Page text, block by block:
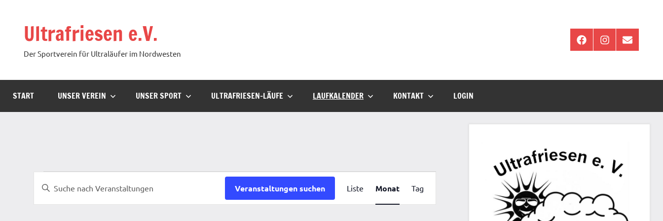
Ultrafriesen e.V.
Der Sportverein für Ultraläufer im Nordwesten
FacebookInstagram
E-
START UNSER VEREIN UNSER SPORT ULTRAFRIESEN-LÄUFE LAUFKALENDER KONTAKT LOGIN
Veranstaltungen
Suche
Bitte
Veranstaltungen suchen
Ansichten-
Navigation
Liste Monat Tag